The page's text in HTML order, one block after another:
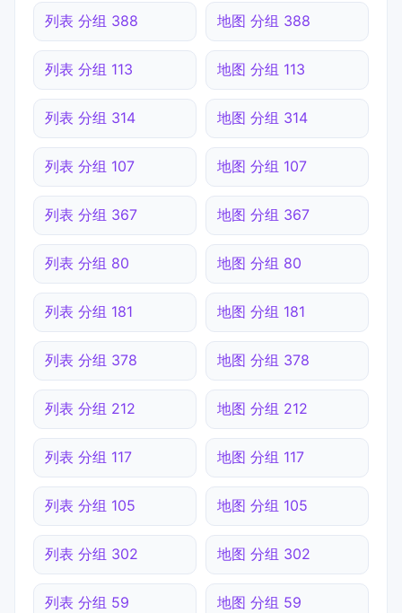
列表 分组 388 地图 分组 388
列表 分组 113 地图 分组 113
列表 分组 314 地图 分组 314
列表 分组 107 地图 分组 107
列表 分组 367 地图 分组 367
列表 分组 80 地图 分组 80
列表 分组 181 地图 分组 181
列表 分组 378 地图 分组 378
列表 分组 212 地图 分组 212
列表 分组 117 地图 分组 117
列表 分组 105 地图 分组 105
列表 分组 302 地图 分组 302
列表 分组 59 地图 分组 59